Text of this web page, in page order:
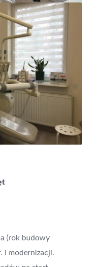
(rok budowy
i modernizacji.